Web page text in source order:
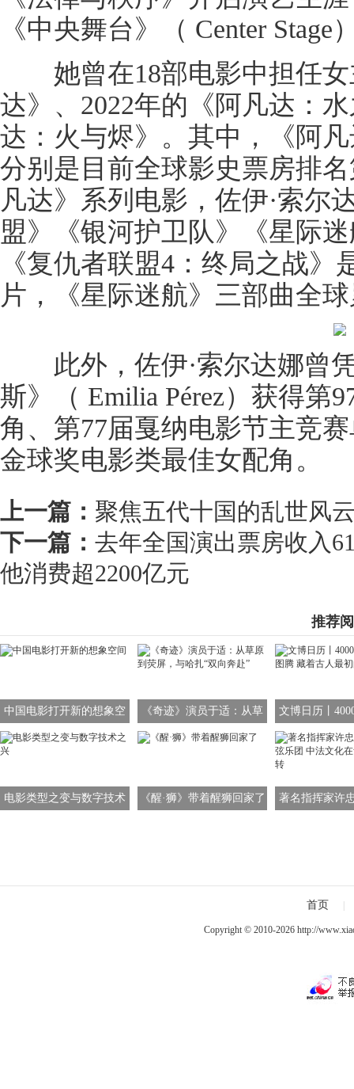
《中央舞台》（ Center Stage
她曾在18部电影中担任女
达》、2022年的《阿凡达：
达：火与烬》。其中，《阿
分别是目前全球影史票房排
凡达》系列电影，佐伊·索尔
盟》《银河护卫队》《星际
《复仇者联盟4：终局之战
片，《星际迷航》三部曲全
此外，佐伊·索尔达娜曾凭
斯》（ Emilia Pérez）获得第
角、第77届戛纳电影节主竞
金球奖电影类最佳女配角。
上一篇： 聚焦五代十国的乱世风
下一篇： 去年全国演出票房收入
他消费超2200亿元
推荐
中国电影打开新的想象空
间
《奇迹》演员于适：从草
原到荧屏，与哈扎“双向奔
文博日历丨
龙图腾 藏着古
象
电影类型之变与数字技术
《醒·狮》带着醒狮回家了
著名指挥家许
首页
Copyright © 2010-2026 http://